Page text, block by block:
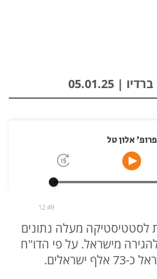
05.01.25
פרופ' אלון טל
12:49
לסטטיסטיקה מעלה נתונים
מישראל. על פי הדו"ח